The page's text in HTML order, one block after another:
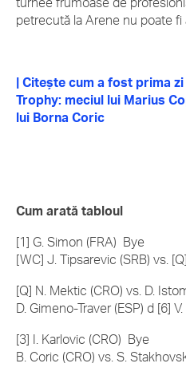
petrecută la Arene nu poate
| Citește cum a fost prima
Trophy: meciul lui Marius
lui Borna Coric
Cum arată tabloul
[1] G. Simon (FRA) Bye
[WC] J. Tipsarevic (SRB) vs.
[Q] N. Mektic (CRO) vs. D.
D. Gimeno-Traver (ESP) d [6]
[3] I. Karlovic (CRO) Bye
B. Coric (CRO) vs. S.